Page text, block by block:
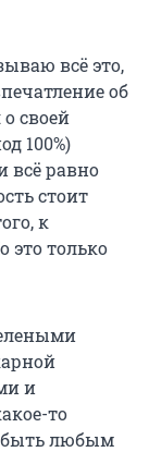
всё это,
об
своей
100%)
всё равно
стоит
к
только
и
то
быть любым